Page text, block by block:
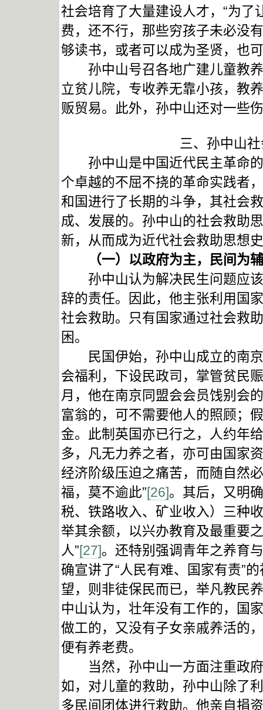
社会培育了大量建设人才，“为了
费，还不行，那些穷孩子未必没
够读书，或者可以成为圣贤，也
孙中山号召各地广建儿童教养
立贫儿院，专收养无靠小孩，教
贩贸易。此外，孙中山还对一些
三、孙中山
孙中山是中国近代民主革命的
个卓越的不屈不挠的革命实践者
和国进行了长期的斗争，其社会
成、发展的。孙中山的社会救助
新，从而成为近代社会救助思想
（一）以政府为主，民间为辅
孙中山认为解决民生问题应该
辞的责任。因此，他主张利用国
社会救助。只有国家通过社会救
困。
民国伊始，孙中山成立的南京
会福利，下设民政司，掌管贫民
月，他在南京同盟会会员饯别会
富翁的，可不需要他人的照顾；
金。此制英国亦已行之，人约年
多，凡无力养之者，亦可由国
经济阶级压迫之痛苦，而随自然
福，莫不逾此”[26]。其后，又明
税、铁路收入、矿业收入）三种
举其余额，以兴办教育及最重要
人”[27]。还特别强调青年之养育
确宣讲了“人民有难、国家有责”
望，则非徒保民而已，举凡教民
中山认为，壮年没有工作的，国
做工的，又没有子女亲戚养活的
便有养老费。
当然，孙中山一方面注重政府
如，对儿童的救助，孙中山除了
多民间团体进行救助。他亲自捐